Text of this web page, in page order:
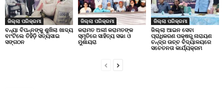
ଜିଲ୍ଲା ପରିକ୍ରମା
ବନ୍ୟା ବିପନ୍ନଙ୍କୁ ଶୁଖିଲା ଖାଦ୍ୟ
ବାଂଟିଲେ ତିହିଡି଼ ସତ୍ୟସାଇ
ସଙ୍ଗଠନ
ଜିଲ୍ଲା ପରିକ୍ରମା
କରାମତ ଅଲୀ କରାମତଙ୍କ
ସ୍ମୃତିରେ ସାହିତ୍ୟ ସଭା ଓ
ମୁଶାୟରା
ଜିଲ୍ଲା ପରିକ୍ରମା
ଜିଲ୍ଲା ଆଇନ ସେବା
ପ୍ରାଧିକରଣ ପକ୍ଷରୁ ନାରାୟଣ
ଚନ୍ଦ୍ର ଉଚ୍ଚ ବିଦ୍ୟାଳୟରେ
ସଚେତନତା କାର୍ଯ୍ୟକ୍ରମ